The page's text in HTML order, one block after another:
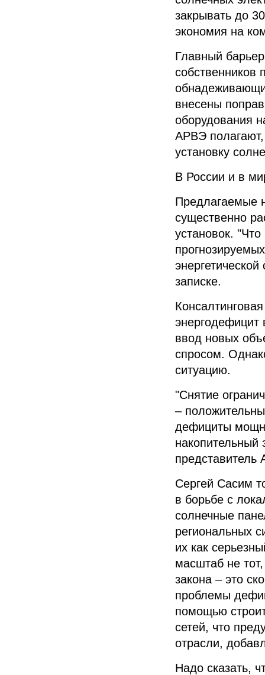
закрывать до
экономия на
Главный
собственников
внесены
оборудования
АРВЭ
установку
В России и в
Предлагаемые
существенно
установок.
записке.
энергодефицит
ввод новых
спросом.
ситуацию.
"Снятие
–
дефициты
накопительный
представитель
Сергей Сасим
в борьбе с
солнечные
региональных
их как
масштаб не
закона – это
проблемы
помощью
сетей, что
отрасли,
Надо сказать,